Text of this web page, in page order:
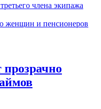
члена экипажа
женщин и пенсионеров